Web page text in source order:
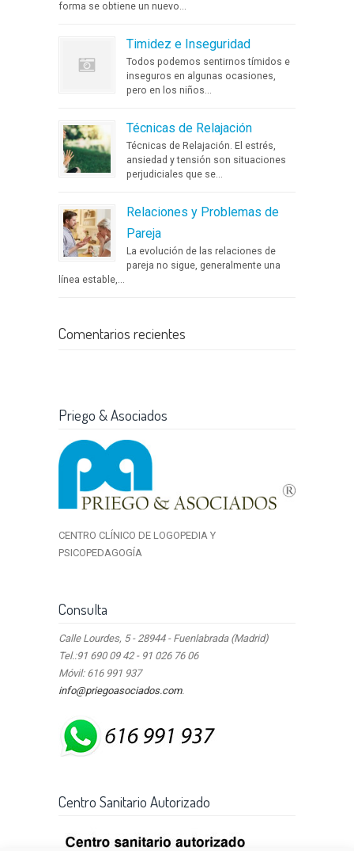
forma se obtiene un nuevo...
Timidez e Inseguridad
Todos podemos sentirnos tímidos e
inseguros en algunas ocasiones,
pero en los niños...
Técnicas de Relajación
Técnicas de Relajación. El estrés,
ansiedad y tensión son situaciones
perjudiciales que se...
Relaciones y Problemas de
Pareja
La evolución de las relaciones de
pareja no sigue, generalmente una
línea estable,...
Comentarios recientes
Priego & Asociados
CENTRO CLÍNICO DE LOGOPEDIA Y
PSICOPEDAGOGÍA
Consulta
Calle Lourdes, 5 - 28944 - Fuenlabrada (Madrid)
Tel.:91 690 09 42 - 91 026 76 06
Móvil: 616 991 937
info@priegoasociados.com.
Centro Sanitario Autorizado